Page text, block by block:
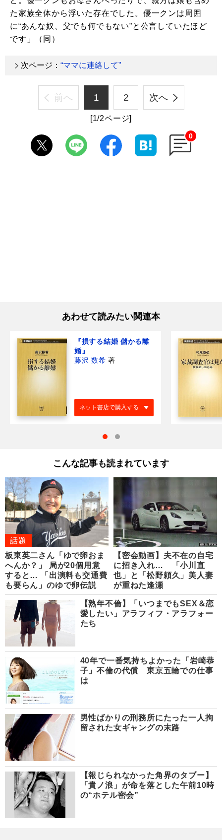
た家族全体から浮いた存在でした。優一クンは周囲
に“あんな奴、父でも何でもない”と公言していたほど
です」（同）
次ページ： “ママに連絡して”
前へ 1 2 次へ
[1/2ページ]
0
あわせて読みたい関連本
『損する結婚 儲かる離
婚』
藤沢 数希 著
ネット書店で購入する
こんな記事も読まれています
話題
板東英二さん「ゆで卵おま
へんか？」 局が20個用意
すると… 「出演料も交通費
も要らん」のゆで卵伝説
【密会動画】夫不在の自宅
に招き入れ… 「小川直
也」と「松野頼久」美人妻
が重ねた逢瀬
【熟年不倫】「いつまでもSEX＆恋
愛したい」アラフィフ・アラフォー
たち
40年で一番気持ちよかった「岩崎恭
子」不倫の代償 東京五輪での仕事
は
男性ばかりの刑務所にたった一人拘
留された女ギャングの末路
【報じられなかった角界のタブー】
「貴ノ浪」が命を落とした午前10時
の“ホテル密会”